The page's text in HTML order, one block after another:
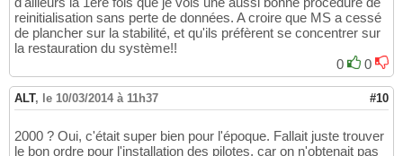
reinitialisation sans perte de données. A croire que MS a cessé
de plancher sur la stabilité, et qu'ils préfèrent se concentrer sur
la restauration du système!!
0
0
ALT, le 10/03/2014 à 11h37 #10
2000 ? Oui, c'était super bien pour l'époque. Fallait juste trouver
le bon ordre pour l'installation des pilotes, car on n'obtenait pas